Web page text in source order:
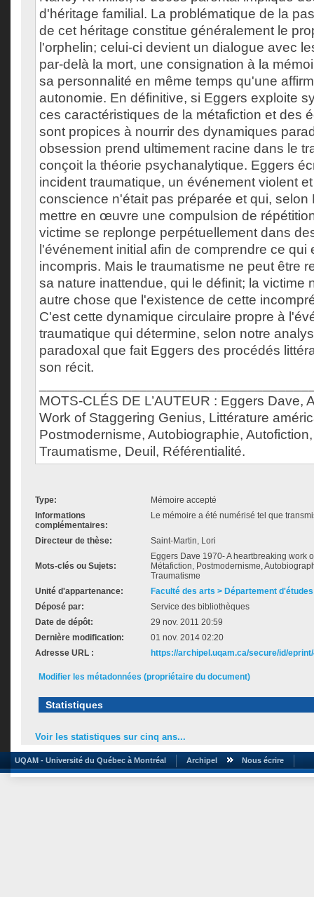
d'héritage familial. La problématique de la
de cet héritage constitue généralement le
l'orphelin; celui-ci devient un dialogue avec
par-delà la mort, une consignation à la
sa personnalité en même temps qu'une
autonomie. En définitive, si Eggers exploite
ces caractéristiques de la métafiction et des
sont propices à nourrir des dynamiques
obsession prend ultimement racine dans le
conçoit la théorie psychanalytique. Eggers
incident traumatique, un événement violent
conscience n'était pas préparée et qui, selon
mettre en œuvre une compulsion de
victime se replonge perpétuellement dans
l'événement initial afin de comprendre ce qui
incompris. Mais le traumatisme ne peut être
sa nature inattendue, qui le définit; la victime
autre chose que l'existence de cette
C'est cette dynamique circulaire propre à
traumatique qui détermine, selon notre
paradoxal que fait Eggers des procédés
son récit.
MOTS-CLÉS DE L’AUTEUR : Eggers Dave,
Work of Staggering Genius, Littérature
Postmodernisme, Autobiographie,
Traumatisme, Deuil, Référentialité.
Type:
Mémoire accepté
Informations
complémentaires:
Le mémoire a été numérisé tel que
Directeur de thèse: Saint-Martin, Lori
Mots-clés ou Sujets:
Eggers Dave 1970- A heartbreaking work
Métafiction, Postmodernisme,
Traumatisme
Unité d'appartenance:
Faculté des arts > Département
Déposé par:
Service des bibliothèques
Date de dépôt:
29 nov. 2011 20:59
Dernière modification:
01 nov. 2014 02:20
Adresse URL :
https://archipel.uqam.ca/secure/id/
Modifier les métadonnées (propriétaire du document)
Statistiques
Voir les statistiques sur cinq ans...
UQAM - Université du Québec à Montréal Archipel Nous écrire